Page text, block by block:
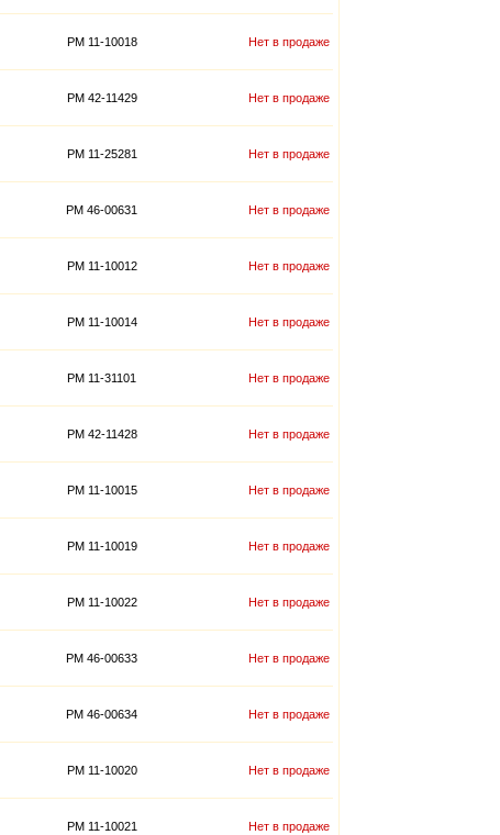
PM 11-10018 Нет в продаже
PM 42-11429 Нет в продаже
PM 11-25281 Нет в продаже
PM 46-00631 Нет в продаже
PM 11-10012 Нет в продаже
PM 11-10014 Нет в продаже
PM 11-31101 Нет в продаже
PM 42-11428 Нет в продаже
PM 11-10015 Нет в продаже
PM 11-10019 Нет в продаже
PM 11-10022 Нет в продаже
PM 46-00633 Нет в продаже
PM 46-00634 Нет в продаже
PM 11-10020 Нет в продаже
PM 11-10021 Нет в продаже